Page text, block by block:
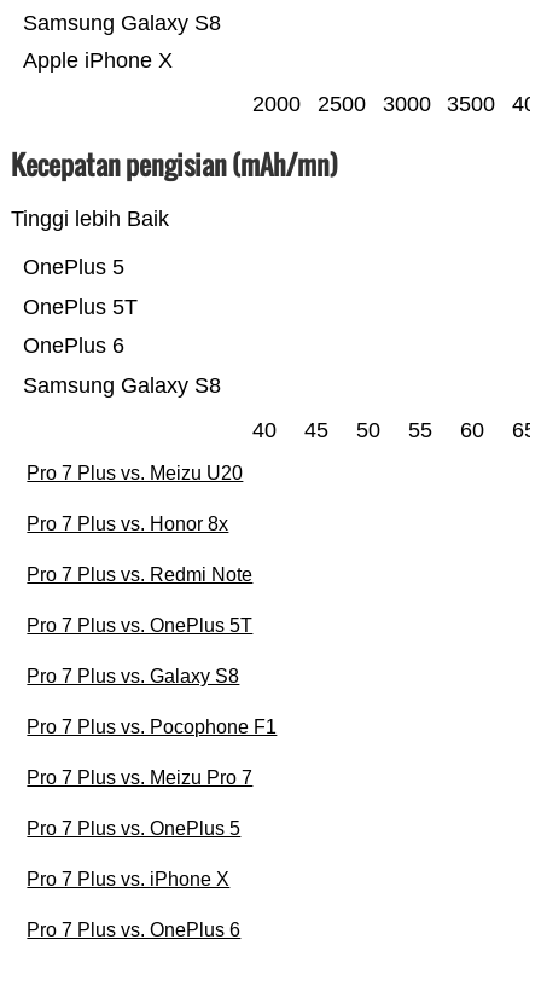
Apple iPhone X
Samsung Galaxy S8
2000 2500 3000 3500
Kecepatan pengisian (mAh/mn)
Tinggi lebih Baik
Samsung Galaxy S8
OnePlus 6
OnePlus 5T
OnePlus 5
40 45 50 55 60 65
Pro 7 Plus vs. Meizu U20
Pro 7 Plus vs. Honor 8x
Pro 7 Plus vs. Redmi Note
Pro 7 Plus vs. OnePlus 5T
Pro 7 Plus vs. Galaxy S8
Pro 7 Plus vs. Pocophone F1
Pro 7 Plus vs. Meizu Pro 7
Pro 7 Plus vs. OnePlus 5
Pro 7 Plus vs. iPhone X
Pro 7 Plus vs. OnePlus 6